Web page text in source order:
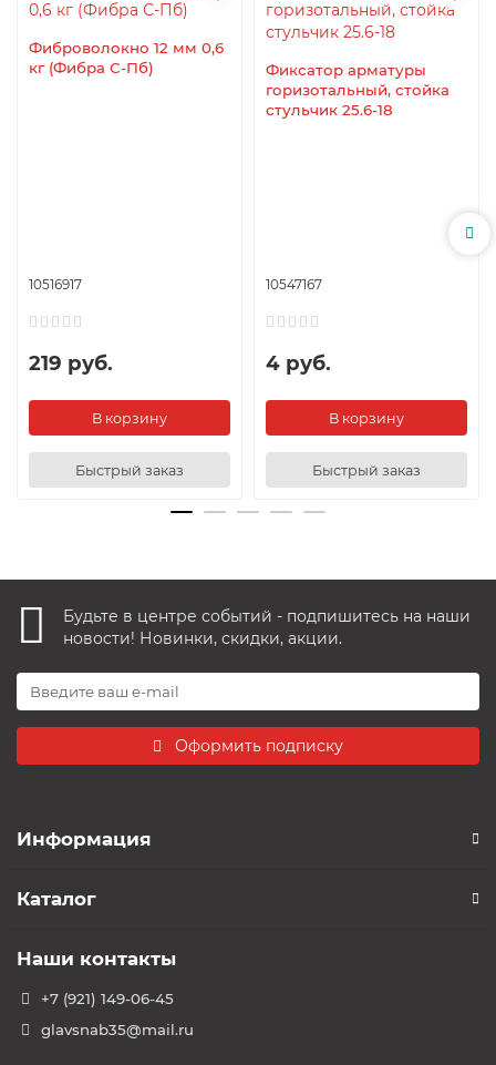
Фиброволокно 12 мм 0,6
кг (Фибра С-Пб)
10516917
219 руб.
В корзину
Быстрый заказ
Фиксатор арматуры
горизотальный, стойка
стульчик 25.6-18
10547167
4 руб.
В корзину
Быстрый заказ
Будьте в центре событий - подпишитесь на наши
новости! Новинки, скидки, акции.
Оформить подписку
Информация
Каталог
Наши контакты
+7 (921) 149-06-45
glavsnab35@mail.ru